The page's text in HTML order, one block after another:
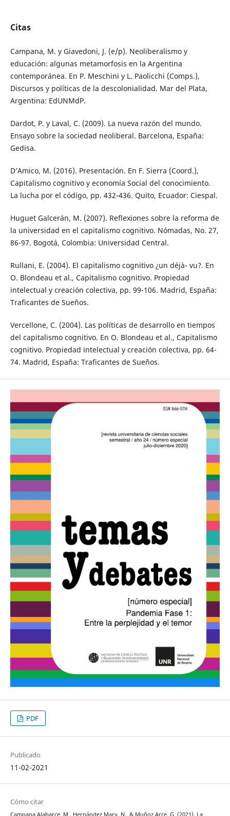
Citas
Campana, M. y Giavedoni, J. (e/p). Neoliberalismo y
educación: algunas metamorfosis en la Argentina
contemporánea. En P. Meschini y L. Paolicchi (Comps.),
Discursos y políticas de la descolonialidad. Mar del Plata,
Argentina: EdUNMdP.
Dardot, P. y Laval, C. (2009). La nueva razón del mundo.
Ensayo sobre la sociedad neoliberal. Barcelona, España:
Gedisa.
D’Amico, M. (2016). Presentación. En F. Sierra (Coord.),
Capitalismo cognitivo y economía Social del conocimiento.
La lucha por el código, pp. 432-436. Quito, Ecuador: Ciespal.
Huguet Galcerán, M. (2007). Reflexiones sobre la reforma de
la universidad en el capitalismo cognitivo. Nómadas, No. 27,
86-97. Bogotá, Colombia: Universidad Central.
Rullani, E. (2004). El capitalismo cognitivo ¿un déjà- vu?. En
O. Blondeau et al., Capitalismo cognitivo. Propiedad
intelectual y creación colectiva, pp. 99-106. Madrid, España:
Traficantes de Sueños.
Vercellone, C. (2004). Las políticas de desarrollo en tiempos
del capitalismo cognitivo. En O. Blondeau et al., Capitalismo
cognitivo. Propiedad intelectual y creación colectiva, pp. 64-
74. Madrid, España: Traficantes de Sueños.
PDF
Publicado
11-02-2021
Cómo citar